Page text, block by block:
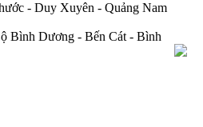
- Duy Xuyên - Quảng Nam
Bình Dương - Bến Cát - Bình